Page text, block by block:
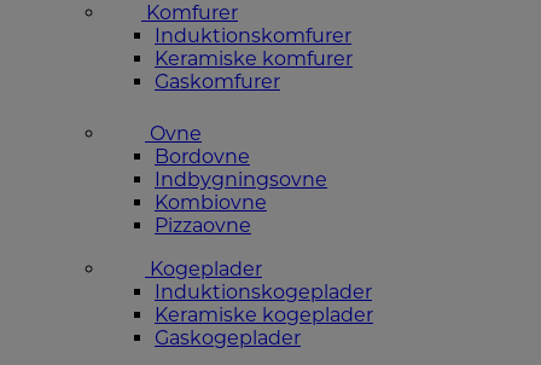
Komfurer
Induktionskomfurer
Keramiske komfurer
Gaskomfurer
Ovne
Bordovne
Indbygningsovne
Kombiovne
Pizzaovne
Kogeplader
Induktionskogeplader
Keramiske kogeplader
Gaskogeplader